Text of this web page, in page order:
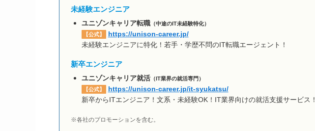
未経験エンジニア
ユニゾンキャリア転職 （中途のIT未経験特化）
【公式】
https://unison-career.jp/
未経験エンジニアに特化！若手・学歴不問のIT転職エージェント！
新卒エンジニア
ユニゾンキャリア就活 （IT業界の就活専門）
【公式】
https://unison-career.jp/it-syukatsu/
新卒からITエンジニア！文系・未経験OK！IT業界向けの就活支援サービス！
※各社のプロモーションを含む。